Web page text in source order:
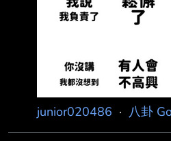
junior020486 · 八卦